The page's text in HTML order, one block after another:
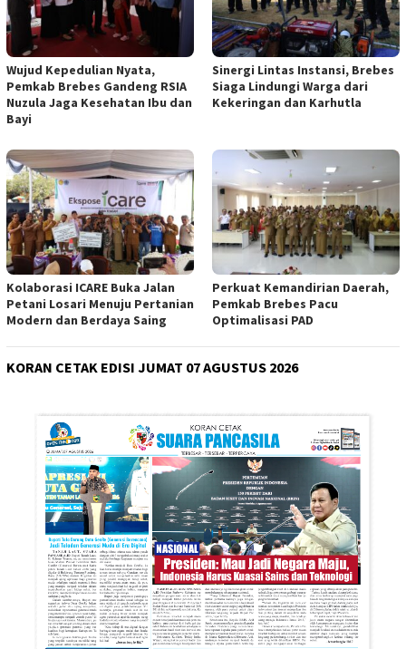
Wujud Kepedulian Nyata,
Pemkab Brebes Gandeng RSIA
Nuzula Jaga Kesehatan Ibu dan
Bayi
Sinergi Lintas Instansi, Brebes
Siaga Lindungi Warga dari
Kekeringan dan Karhutla
Kolaborasi ICARE Buka Jalan
Petani Losari Menuju Pertanian
Modern dan Berdaya Saing
Perkuat Kemandirian Daerah,
Pemkab Brebes Pacu
Optimalisasi PAD
KORAN CETAK EDISI JUMAT 07 AGUSTUS 2026